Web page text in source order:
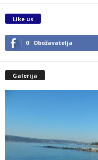
Like us
0 Obožavatelja
Galerija